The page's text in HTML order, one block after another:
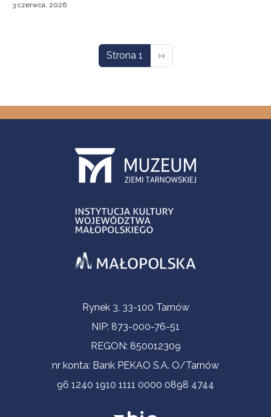
3 czerwca, 2026
Strona 1 Następna strona
››
Informacje kontaktoweRynek 3, 33-100 Tarnów
NIP: 873-000-76-51
REGON: 850012309
nr konta: Bank PEKAO S.A. O/Tarnów
96 1240 1910 1111 0000 0898 4744